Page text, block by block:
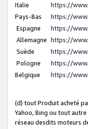
Italie
https://
Pays-Bas
https://
Espagne
https://
Allemagne https://
Suède
https://
Pologne
https://
Belgique
https://
(d) tout Produit acheté
Yahoo, Bing ou tout
réseau desdits moteurs